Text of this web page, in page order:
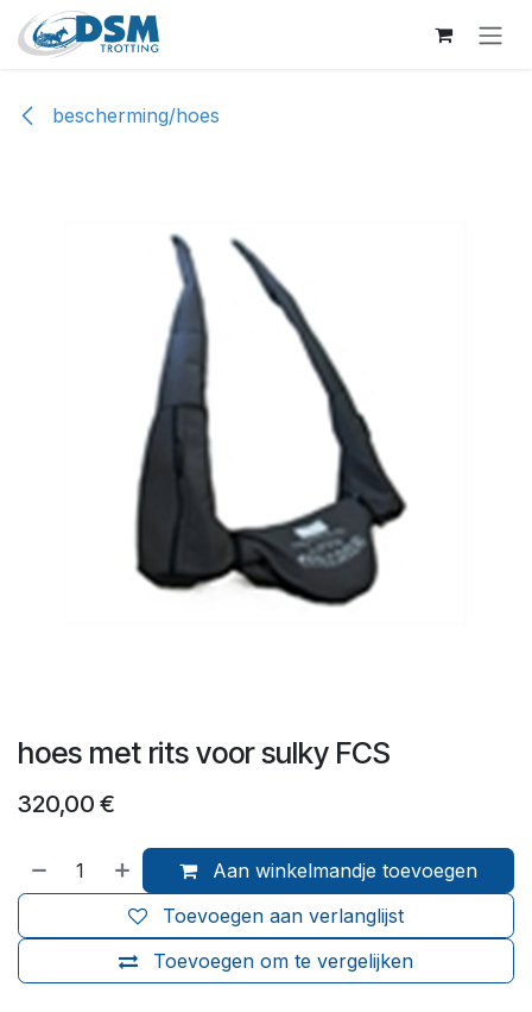
Overslaan naar inhoud
bescherming/hoes
hoes met rits voor sulky FCS
320,00 €
Aan winkelmandje toevoegen
Toevoegen om te vergelijken
Toevoegen aan verlanglijst